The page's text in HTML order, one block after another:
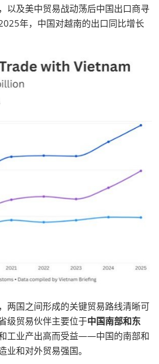
以及美中贸易战动荡后中国出口商寻
年，中国对越南的出口同比增长
两国之间形成的关键贸易路线清晰可
级贸易伙伴主要位于中国南部和东
工业产出高而受益——中国的南部和
业和对外贸易强国。